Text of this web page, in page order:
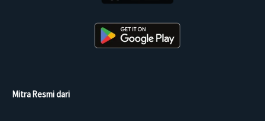
Mitra Resmi dari